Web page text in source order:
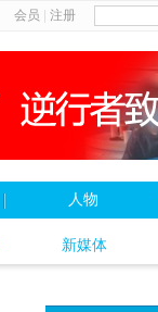
会员 注册
人物
新媒体